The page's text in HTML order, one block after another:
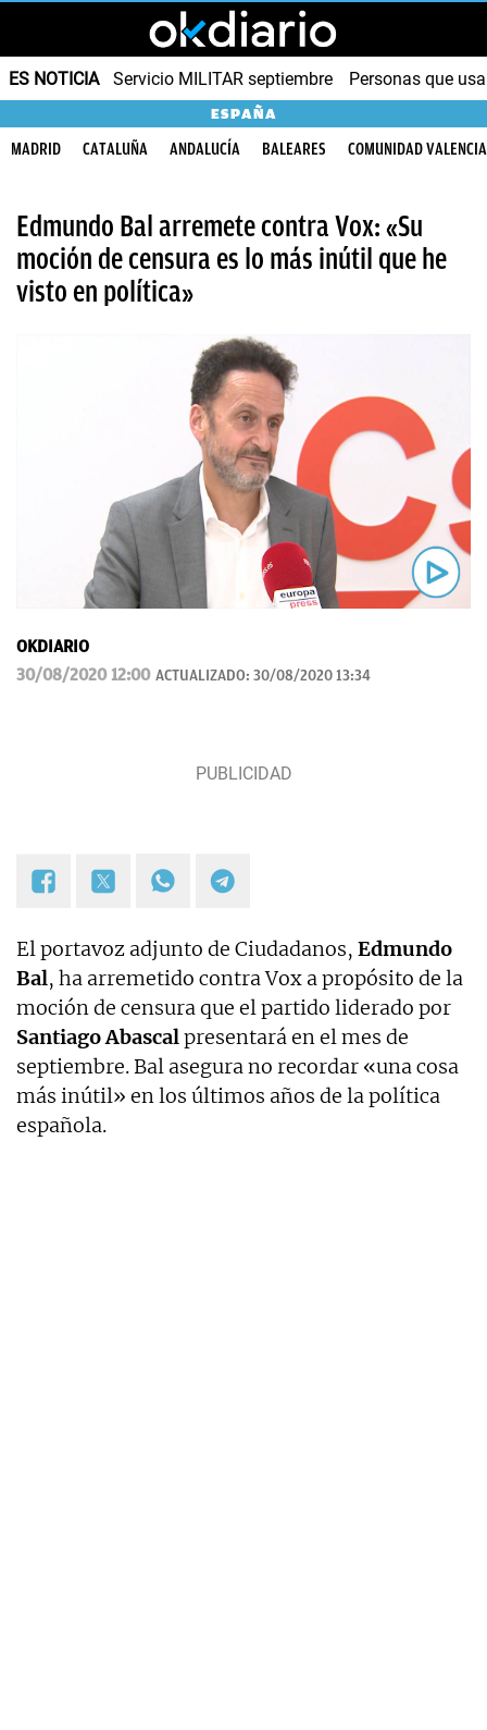
ES NOTICIA Servicio MILITAR septiembre Personas que
ESPAÑA
MADRID CATALUÑA ANDALUCÍA BALEARES COMUNIDAD
Edmundo Bal arremete contra Vox: «Su
moción de censura es lo más inútil que he
visto en política»
OKDIARIO
30/08/2020 12:00 ACTUALIZADO: 30/08/2020 13:34
El portavoz adjunto de Ciudadanos, Edmundo
Bal, ha arremetido contra Vox a propósito de la
moción de censura que el partido liderado por
Santiago Abascalpresentará en el mes de
septiembre. Bal asegura no recordar «una cosa
más inútil» en los últimos años de la política
española.